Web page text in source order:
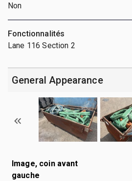
Non
Fonctionnalités
Lane 116 Section 2
General Appearance
Image, coin avant
gauche